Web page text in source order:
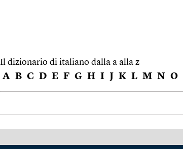
Il dizionario di italiano dalla a alla z
A B C D E F G H I J K L M N O